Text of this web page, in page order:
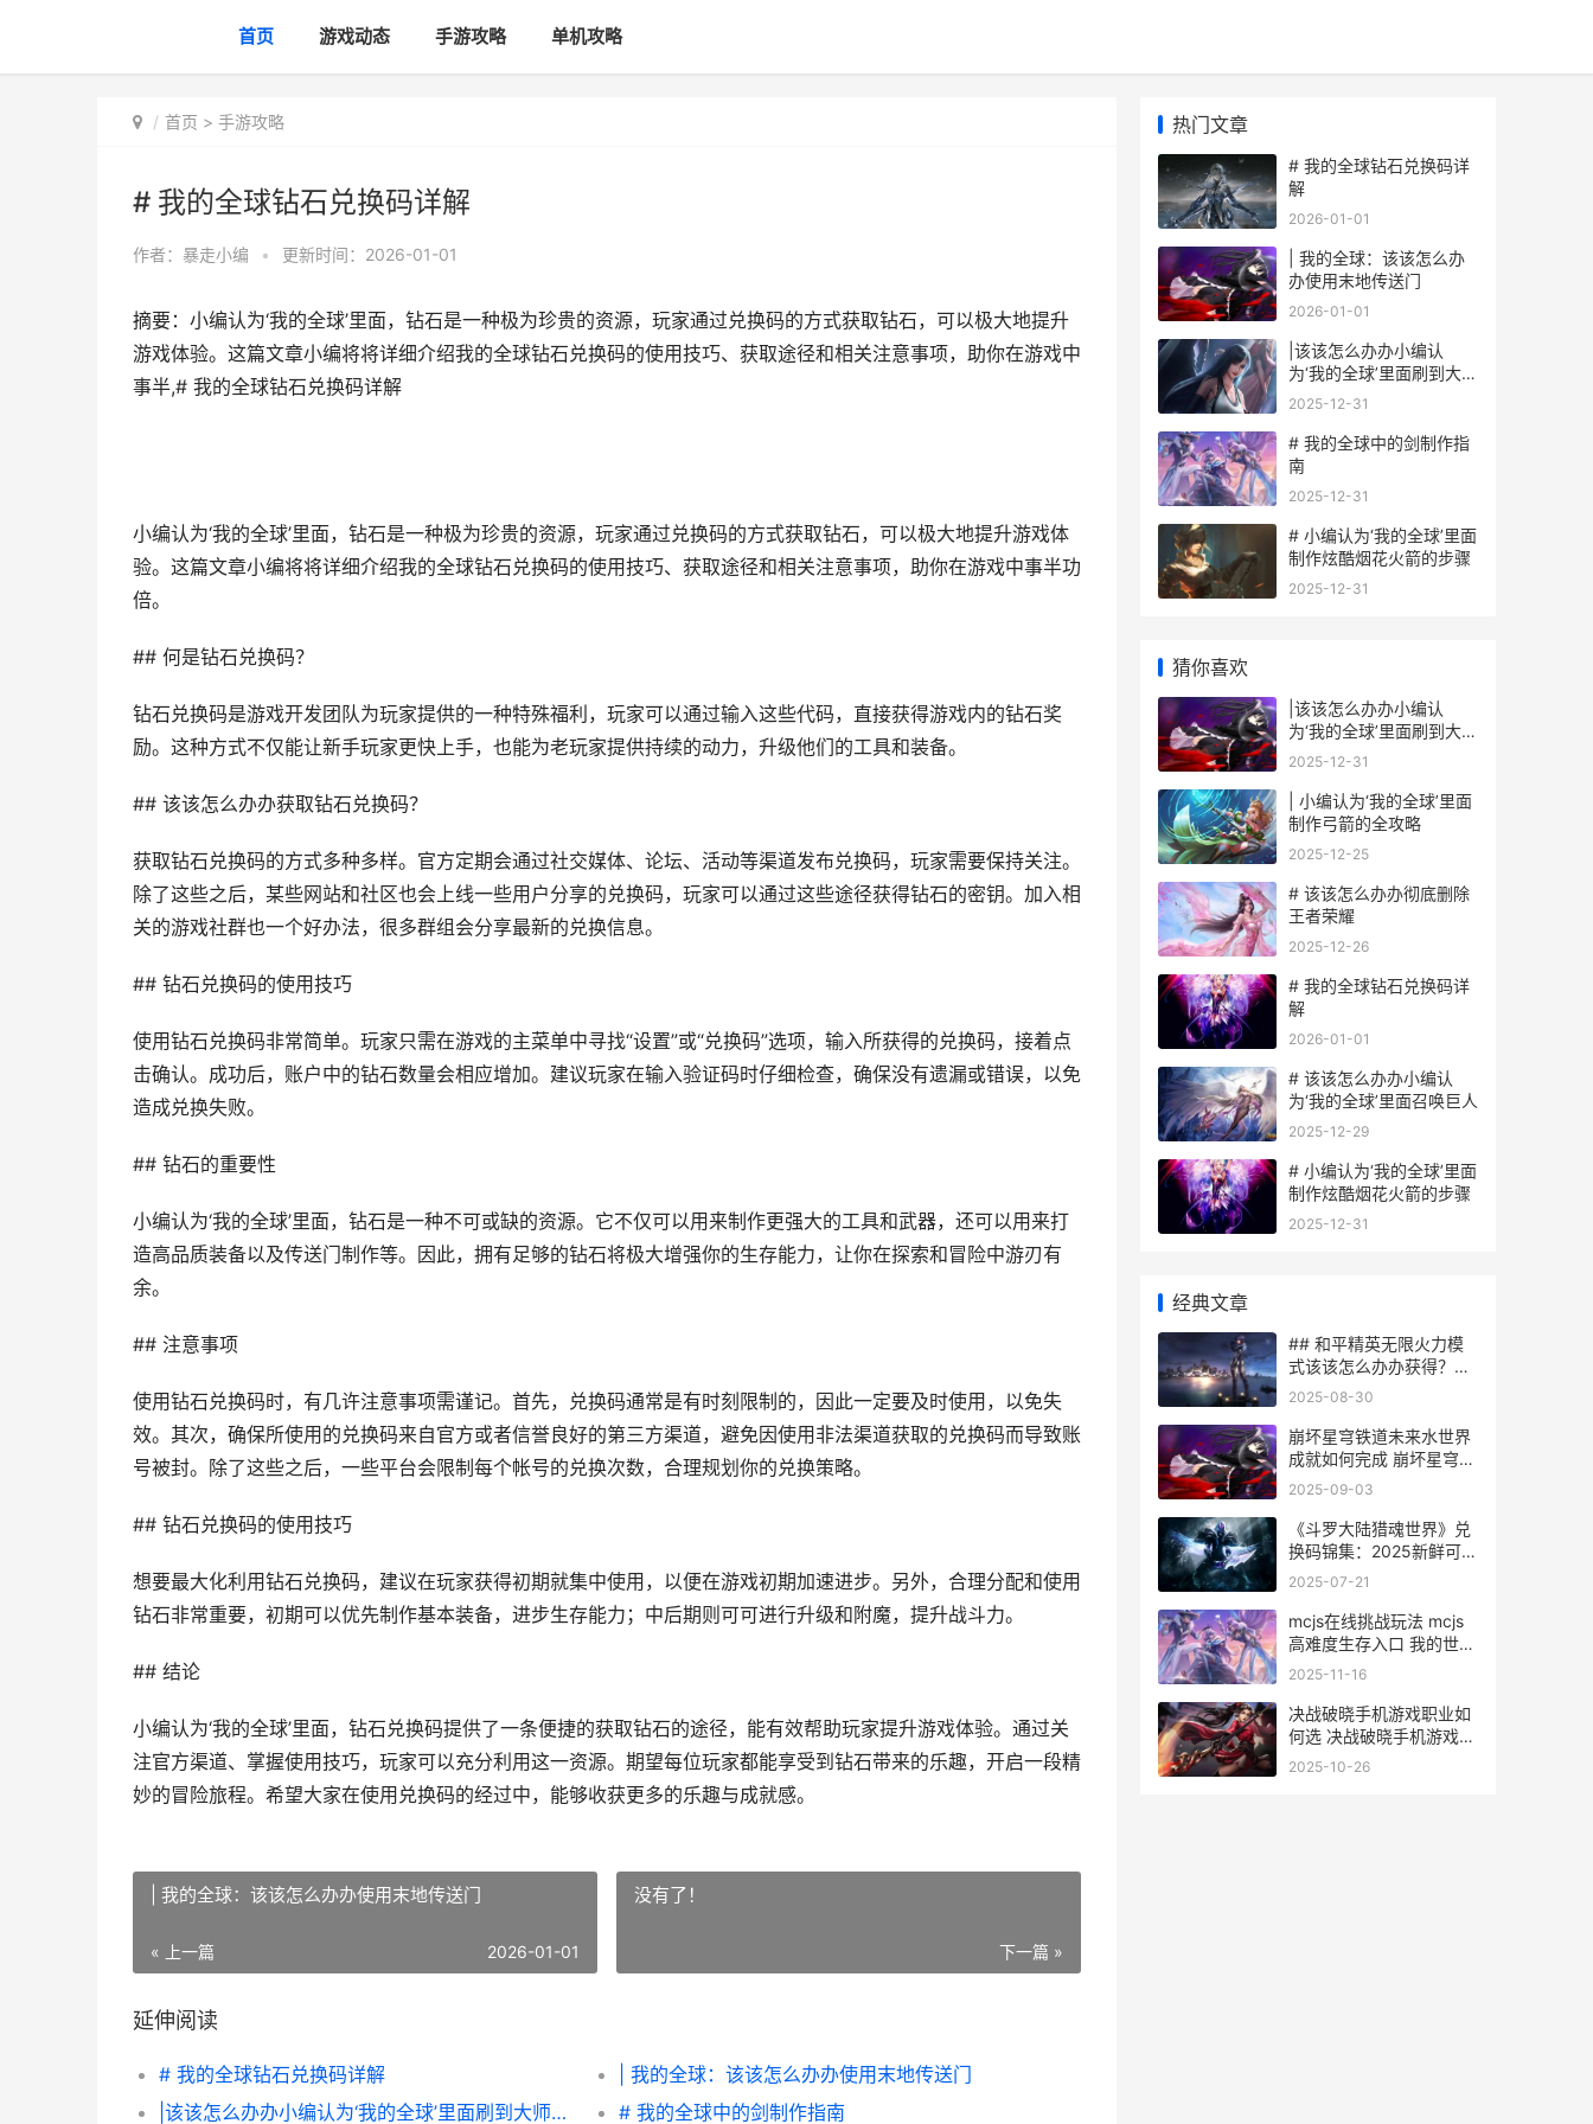
首页 游戏动态 手游攻略 单机攻略
首页 > 手游攻略
# 我的全球钻石兑换码详解
作者： 暴走小编 • 更新时间：2026-01-01
摘要：小编认为‘我的全球’里面，钻石是一种极为珍贵的资源，玩家通过兑换码的方式获取钻石，可以极大地提升
游戏体验。这篇文章小编将将详细介绍我的全球钻石兑换码的使用技巧、获取途径和相关注意事项，助你在游戏中
事半,# 我的全球钻石兑换码详解
小编认为‘我的全球’里面，钻石是一种极为珍贵的资源，玩家通过兑换码的方式获取钻石，可以极大地提升游戏体
验。这篇文章小编将将详细介绍我的全球钻石兑换码的使用技巧、获取途径和相关注意事项，助你在游戏中事半功
倍。
## 何是钻石兑换码？
钻石兑换码是游戏开发团队为玩家提供的一种特殊福利，玩家可以通过输入这些代码，直接获得游戏内的钻石奖
励。这种方式不仅能让新手玩家更快上手，也能为老玩家提供持续的动力，升级他们的工具和装备。
## 该该怎么办办获取钻石兑换码？
获取钻石兑换码的方式多种多样。官方定期会通过社交媒体、论坛、活动等渠道发布兑换码，玩家需要保持关注。
除了这些之后，某些网站和社区也会上线一些用户分享的兑换码，玩家可以通过这些途径获得钻石的密钥。加入相
关的游戏社群也一个好办法，很多群组会分享最新的兑换信息。
## 钻石兑换码的使用技巧
使用钻石兑换码非常简单。玩家只需在游戏的主菜单中寻找“设置”或“兑换码”选项，输入所获得的兑换码，接着点
击确认。成功后，账户中的钻石数量会相应增加。建议玩家在输入验证码时仔细检查，确保没有遗漏或错误，以免
造成兑换失败。
## 钻石的重要性
小编认为‘我的全球’里面，钻石是一种不可或缺的资源。它不仅可以用来制作更强大的工具和武器，还可以用来打
造高品质装备以及传送门制作等。因此，拥有足够的钻石将极大增强你的生存能力，让你在探索和冒险中游刃有
余。
## 注意事项
使用钻石兑换码时，有几许注意事项需谨记。首先，兑换码通常是有时刻限制的，因此一定要及时使用，以免失
效。其次，确保所使用的兑换码来自官方或者信誉良好的第三方渠道，避免因使用非法渠道获取的兑换码而导致账
号被封。除了这些之后，一些平台会限制每个帐号的兑换次数，合理规划你的兑换策略。
## 钻石兑换码的使用技巧
想要最大化利用钻石兑换码，建议在玩家获得初期就集中使用，以便在游戏初期加速进步。另外，合理分配和使用
钻石非常重要，初期可以优先制作基本装备，进步生存能力；中后期则可可进行升级和附魔，提升战斗力。
## 结论
小编认为‘我的全球’里面，钻石兑换码提供了一条便捷的获取钻石的途径，能有效帮助玩家提升游戏体验。通过关
注官方渠道、掌握使用技巧，玩家可以充分利用这一资源。期望每位玩家都能享受到钻石带来的乐趣，开启一段精
妙的冒险旅程。希望大家在使用兑换码的经过中，能够收获更多的乐趣与成就感。
| 我的全球：该该怎么办办使用末地传送门
« 上一篇 2026-01-01
没有了！
下一篇 »
延伸阅读
# 我的全球钻石兑换码详解
| 我的全球：该该怎么办办使用末地传送门
|该该怎么办办小编认为‘我的全球’里面刷到大师球|
# 我的全球中的剑制作指南
热门文章
# 我的全球钻石兑换码详
解
2026-01-01
| 我的全球：该该怎么办
办使用末地传送门
2026-01-01
|该该怎么办办小编认
为‘我的全球’里面刷到大师
球|
2025-12-31
# 我的全球中的剑制作指
南
2025-12-31
# 小编认为‘我的全球’里面
制作炫酷烟花火箭的步骤
2025-12-31
猜你喜欢
|该该怎么办办小编认
为‘我的全球’里面刷到大师
球|
2025-12-31
| 小编认为‘我的全球’里面
制作弓箭的全攻略
2025-12-25
# 该该怎么办办彻底删除
王者荣耀
2025-12-26
# 我的全球钻石兑换码详
解
2026-01-01
# 该该怎么办办小编认
为‘我的全球’里面召唤巨人
2025-12-29
# 小编认为‘我的全球’里面
制作炫酷烟花火箭的步骤
2025-12-31
经典文章
## 和平精英无限火力模
式该该怎么办办获得？详
细攻略解析
2025-08-30
崩坏星穹铁道未来水世界
成就如何完成 崩坏星穹铁
道未选择的路
2025-09-03
《斗罗大陆猎魂世界》兑
换码锦集：2025新鲜可用
礼包兑换码 斗罗大陆猎魂
2025-07-21
mcjs在线挑战玩法 mcjs
高难度生存入口 我的世界
挑战模组
2025-11-16
决战破晓手机游戏职业如
何选 决战破晓手机游戏职
业主推 决战破晓手机游戏
2025-10-26